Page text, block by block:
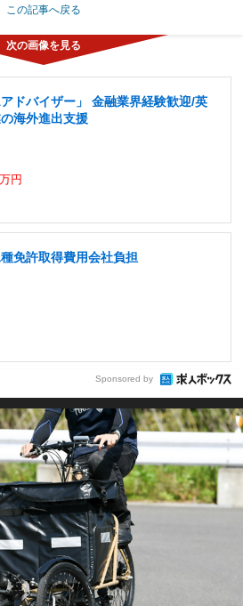
この記事へ戻る
ドバイザー」 金融業界経験歓迎/英
海外進出支援
円
免許取得費用会社負担
Sponsored by